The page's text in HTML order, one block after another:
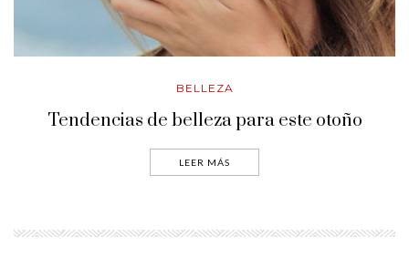
BELLEZA
Tendencias de belleza para este otoño
LEER MÁS